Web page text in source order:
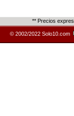
** Precios
© 2002/2022 Solo10.com